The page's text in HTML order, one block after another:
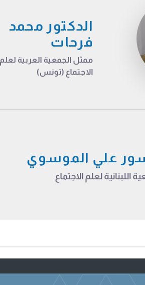
الدكتور محمد
فرحات
ممثل الجمعية العربية لعلم
الاجتماع (تونس)
علي الموسوي
اللبنانية لعلم الاجتماع